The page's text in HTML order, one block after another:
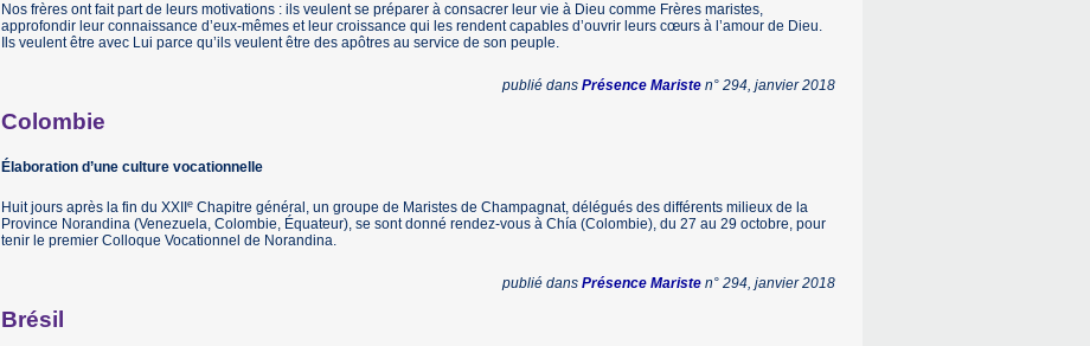
Nos frères ont fait part de leurs motivations : ils veulent se préparer à consacrer leur vie à Dieu comme Frères maristes,
approfondir leur connaissance d’eux-mêmes et leur croissance qui les rendent capables d’ouvrir leurs cœurs à l’amour de Dieu.
Ils veulent être avec Lui parce qu’ils veulent être des apôtres au service de son peuple.
publié dansPrésence Mariste n° 294, janvier 2018
Colombie
Élaboration d’une culture vocationnelle
Huit jours après la fin du XXII eChapitre général, un groupe de Maristes de Champagnat, délégués des différents milieux de la
Province Norandina (Venezuela, Colombie, Équateur), se sont donné rendez-vous à Chía (Colombie), du 27 au 29 octobre, pour
tenir le premier Colloque Vocationnel de Norandina.
publié dansPrésence Mariste n° 294, janvier 2018
Brésil